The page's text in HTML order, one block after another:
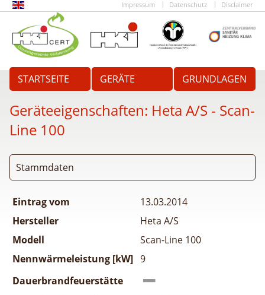
Impressum Datenschutz Disclaimer
STARTSEITE GERÄTE GRUNDLAGEN
Geräteeigenschaften: Heta A/S - Scan-
Line 100
Stammdaten
Eintrag vom
13.03.2014
Hersteller
Heta A/S
Modell
Scan-Line 100
Nennwärmeleistung [kW] 9
Dauerbrandfeuerstätte